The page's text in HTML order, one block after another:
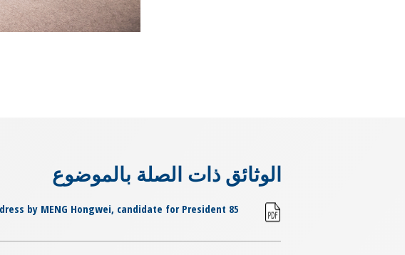
الوثائق ذات الصلة بالموضوع
85 GA - Address by MENG Hongwei, candidate for President